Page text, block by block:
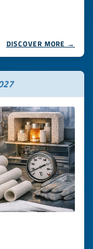
DISCOVER MORE →